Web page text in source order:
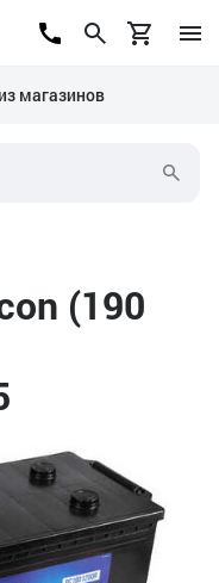
магазинов
(190